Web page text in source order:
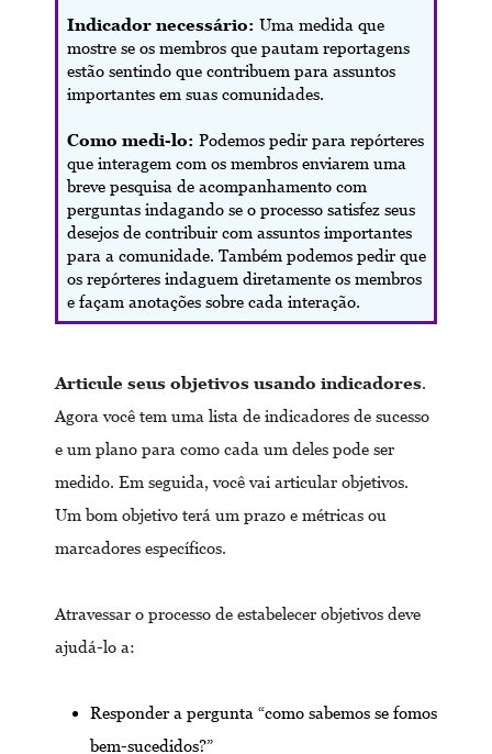
Indicador necessário: Uma medida que
mostre se os membros que pautam reportagens
estão sentindo que contribuem para assuntos
importantes em suas comunidades.
Como medi-lo: Podemos pedir para repórteres
que interagem com os membros enviarem uma
breve pesquisa de acompanhamento com
perguntas indagando se o processo satisfez seus
desejos de contribuir com assuntos importantes
para a comunidade. Também podemos pedir que
os repórteres indaguem diretamente os membros
e façam anotações sobre cada interação.
Articule seus objetivos usando indicadores.
Agora você tem uma lista de indicadores de sucesso
e um plano para como cada um deles pode ser
medido. Em seguida, você vai articular objetivos.
Um bom objetivo terá um prazo e métricas ou
marcadores específicos.
Atravessar o processo de estabelecer objetivos deve
ajudá-lo a:
Responder a pergunta “como sabemos se fomos
bem-sucedidos?”